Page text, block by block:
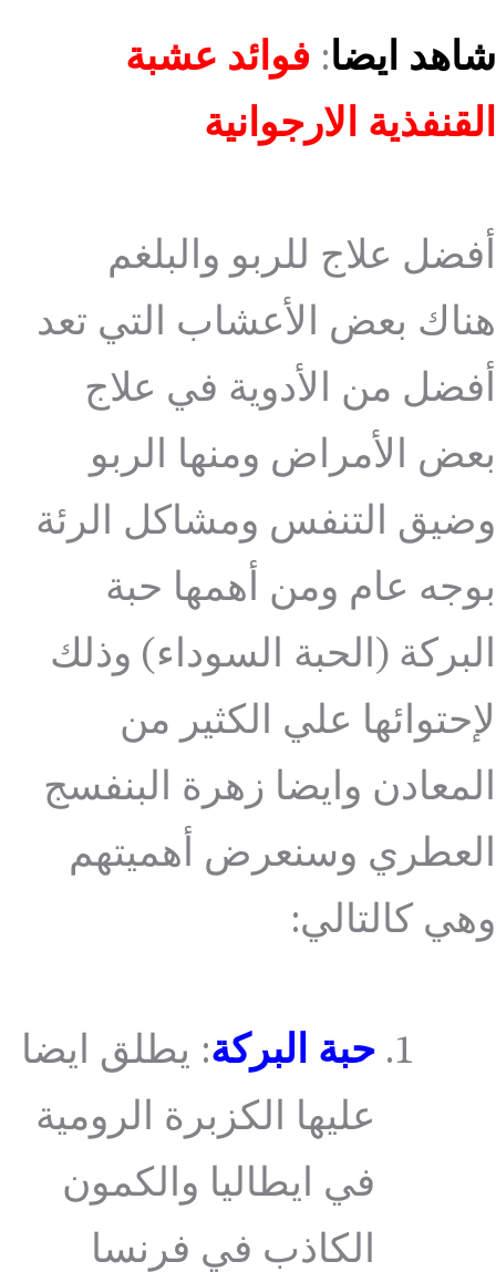
شاهد ايضا: فوائد عشبة
القنفذية الارجوانية
أفضل علاج للربو والبلغم
هناك بعض الأعشاب التي تعد
أفضل من الأدوية في علاج
بعض الأمراض ومنها الربو
وضيق التنفس ومشاكل الرئة
بوجه عام ومن أهمها حبة
البركة (الحبة السوداء) وذلك
لإحتوائها علي الكثير من
المعادن وايضا زهرة البنفسج
العطري وسنعرض أهميتهم
وهي كالتالي:
حبة البركة: يطلق ايضا
عليها الكزبرة الرومية
في ايطاليا والكمون
الكاذب في فرنسا